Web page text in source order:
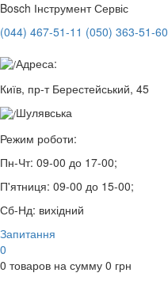
Bosch Інструмент Сервіс
(044) 467-51-11 (050) 363-51-60
Адреса:
Київ, пр-т Берестейський, 45
Шулявська
Режим роботи:
Пн-Чт: 09-00 до 17-00;
П'ятниця: 09-00 до 15-00;
Сб-Нд: вихідний
Запитання
0
0 товаров на сумму 0 грн